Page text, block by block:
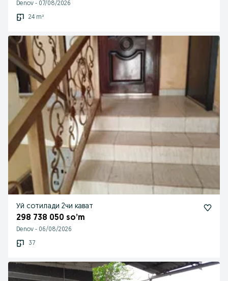
Denov - 07/08/2026
24 m²
Уй сотилади 2чи кават
298 738 050 so’m
Denov - 06/08/2026
37